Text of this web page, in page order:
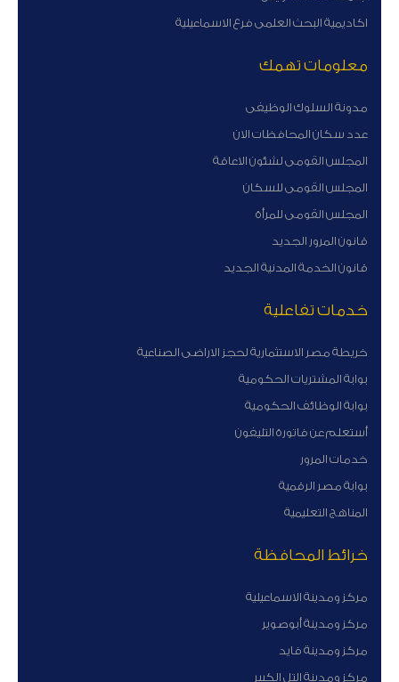
اكاديمية البحث العلمى فرع الاسماعيلية
معلومات تهمك
مدونة السلوك الوظيفى
عدد سكان المحافظات الان
المجلس القومى لشئون الاعاقة
المجلس القومى للسكان
المجلس القومى للمرأة
قانون المرور الجديد
قانون الخدمة المدنية الجديد
خدمات تفاعلية
خريطة مصر الاستثمارية لحجز الاراضى الصناعية
بوابة المشتريات الحكومية
بوابة الوظائف الحكومية
أستعلم عن فاتورة التليفون
خدمات المرور
بوابة مصر الرقمية
المناهج التعليمية
خرائط المحافظة
مركز ومدينة الاسماعيلية
مركز ومدينة أبوصوير
مركز ومدينة فايد
مركز ومدينة التل الكبير